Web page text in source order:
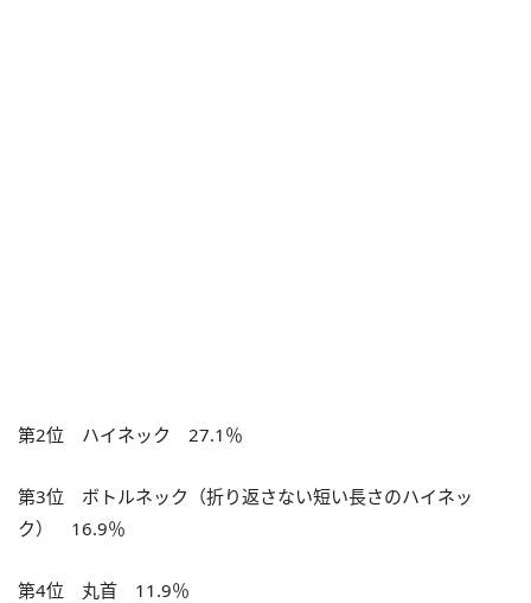
第2位 ハイネック 27.1％
第3位 ボトルネック（折り返さない短い長さのハイネッ
ク） 16.9％
第4位 丸首 11.9％